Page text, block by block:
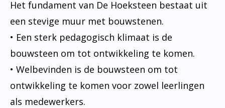
Het fundament van De Hoeksteen bestaat uit
een stevige muur met bouwstenen.
• Een sterk pedagogisch klimaat is de
bouwsteen om tot ontwikkeling te komen.
• Welbevinden is de bouwsteen om tot
ontwikkeling te komen voor zowel leerlingen
als medewerkers.